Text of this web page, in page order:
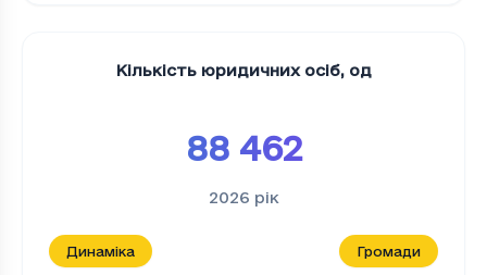
Кількість юридичних осіб, од
88 462
2026 рік
Динаміка Громади